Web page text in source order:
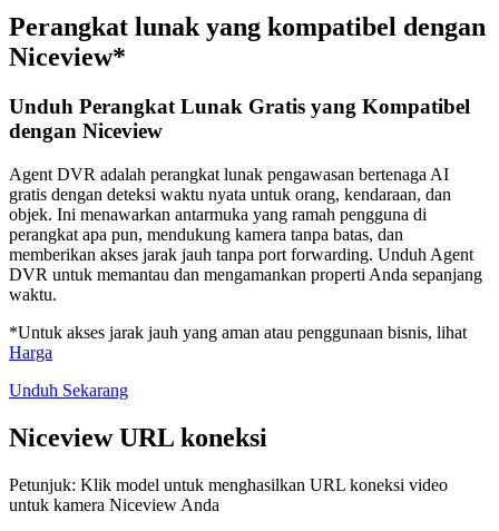
Perangkat lunak yang kompatibel dengan
Niceview*
Unduh Perangkat Lunak Gratis yang Kompatibel
dengan Niceview
Agent DVR adalah perangkat lunak pengawasan bertenaga AI
gratis dengan deteksi waktu nyata untuk orang, kendaraan, dan
objek. Ini menawarkan antarmuka yang ramah pengguna di
perangkat apa pun, mendukung kamera tanpa batas, dan
memberikan akses jarak jauh tanpa port forwarding. Unduh Agent
DVR untuk memantau dan mengamankan properti Anda sepanjang
waktu.
*Untuk akses jarak jauh yang aman atau penggunaan bisnis, lihat
Harga
Unduh Sekarang
Niceview URL koneksi
Petunjuk: Klik model untuk menghasilkan URL koneksi video
untuk kamera Niceview Anda